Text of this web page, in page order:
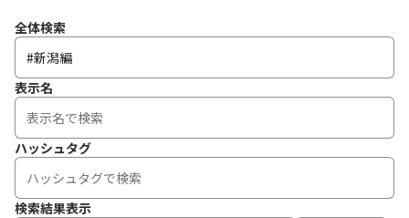
全体検索
表示名
ハッシュタグ
検索結果表示